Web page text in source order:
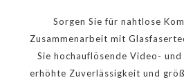
Sorgen Sie für nahtlose
Zusammenarbeit mit
Sie hochauflösende Video-
erhöhte Zuverlässigkeit und